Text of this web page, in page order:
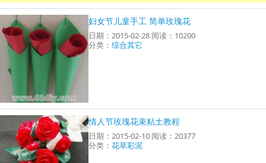
妇女节儿童手工 简单玫瑰花
日期：2015-02-28 阅读：10200
分类：综合其它
情人节玫瑰花束粘土教程
日期：2015-02-10 阅读：20377
分类：花草彩泥